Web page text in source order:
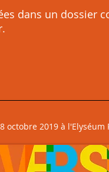
dans un dossier
octobre 2019 à l'Elyséum